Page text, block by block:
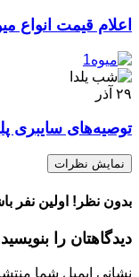
اعلام قیمت انواع
۲۹ آذر
توصیه‌های سایبری
نمایش نظرات
بدون نظر! اولین نفر
دیدگاهتان را بنویسید
نشانی ایمیل شما